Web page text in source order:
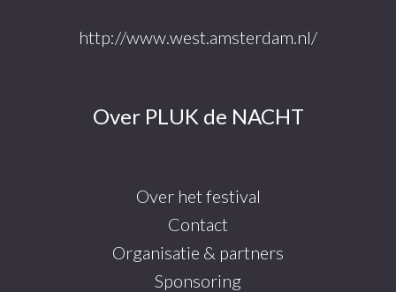
http://www.west.amsterdam.nl/
Over PLUK de NACHT
Over het festival
Contact
Organisatie & partners
Sponsoring